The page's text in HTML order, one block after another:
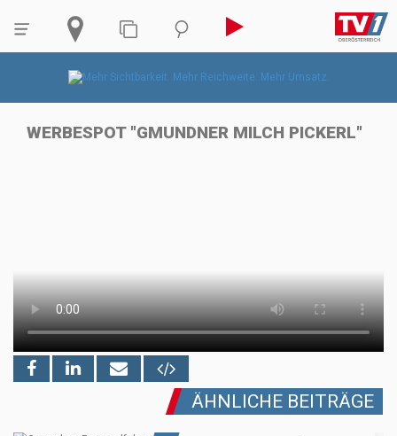
WERBESPOT "GMUNDNER MILCH PICKERL"
ÄHNLICHE BEITRÄGE